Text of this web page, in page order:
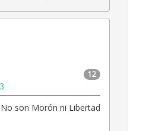
12
son Morón ni Libertad